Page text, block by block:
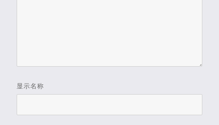
显示名称